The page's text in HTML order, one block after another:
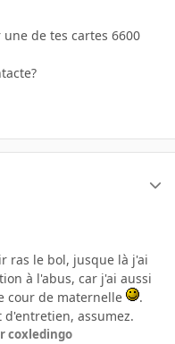
de tes cartes 6600
ras le bol, jusque là j'ai
à l'abus, car j'ai aussi
cour de maternelle
.
d'entretien, assumez.
coxledingo